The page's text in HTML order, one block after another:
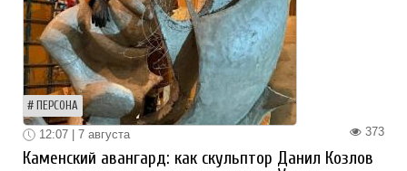
ПЕРСОНА
373
12:07 | 7 августа
Каменский авангард: как скульптор Данил Козлов